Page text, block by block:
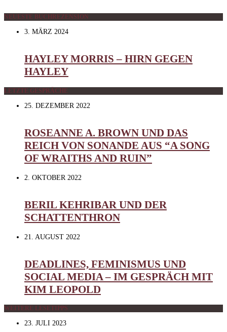
NEUESTE BUCHREZENSION
3. MÄRZ 2024
HAYLEY MORRIS – HIRN GEGEN
HAYLEY
LETZTE GESPRÄCHE
25. DEZEMBER 2022
ROSEANNE A. BROWN UND DAS
REICH VON SONANDE AUS “A SONG
OF WRAITHS AND RUIN”
2. OKTOBER 2022
BERIL KEHRIBAR UND DER
SCHATTENTHRON
21. AUGUST 2022
DEADLINES, FEMINISMUS UND
SOCIAL MEDIA – IM GESPRÄCH MIT
KIM LEOPOLD
WEITERE LESETIPPS
23. JULI 2023